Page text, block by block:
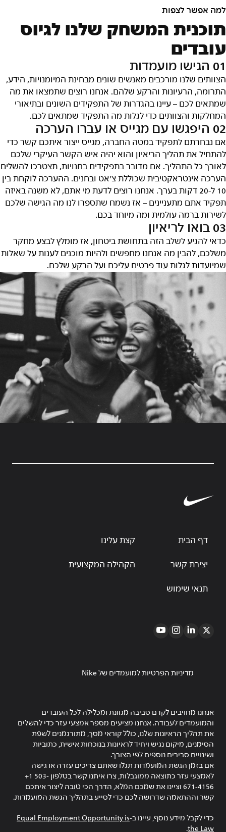
למה אפשר לצפות
תוכנית המשחק שלנו לגיוס
עובדים
01 הגישו מועמדות
הצוותים שלנו מורכבים מאנשים שונים מבחינת המיומנויות, הידע,
התרומה, הרעיונות והרקע שלהם. אנחנו רוצים שתמצאו את מה
שמתאים לכם – עיינו בהגדרות של התפקידים השונים ובתיאורי
המחלקות והצוותים כדי לגלות מה התפקיד שמתאים לכם.
02 היפגשו עם מגייס או עברו הערכה
אם נבחרתם לתפקיד במטה החברה, מגייס ייצור איתכם קשר כדי
להתחיל את תהליך הריאיון והוא יהיה איש הקשר העיקרי שלכם
לאורך כל התהליך. אם מדובר בתפקידים בחנויות, תצטרכו להשלים
הערכה אינטראקטיבית שכוללת צ'אט ובחנים. ההערכה לוקחת בין
10 ל-20 דקות בערך. אנחנו רוצים לדעת מי אתם, לא משנה באיזה
תפקיד אתם מתעניינים – אז נשמח שתספרו לנו מה הגישה שלכם
לשירות ברמה עולמית ומה מיוחד בכם.
03 בואו לריאיון
כדאי להגיע לשלב הזה בתחושת ביטחון, אז מומלץ לבצע מחקר
משלכם, להבין מה אנחנו מחפשים ולהיות מוכנים לענות על שאלות
שמיועדות לגלות עוד פרטים עליכם ועל הרקע שלכם.
דף הבית קצת עלינו
יצירת קשר הקהילה המקצועית
תנאי שימוש
מדיניות הפרטיות למועמדים של Nike
אנחנו מחויבים לקדם סביבה מגוונת ומכלילה לכל העובדים
והמועמדים לעבודה. אנחנו מציעים מספר אמצעי עזר כדי להשלים
את תהליך הראיונות שלנו, כולל קוראי מסך, מתורגמנים לשפת
הסימנים, מיקום נגיש ויחיד לראיונות בנוכחות אישית, כתוביות
ושינויים סבירים נוספים לפי הצורך.
אם בזמן הגשת המועמדות תגלו שאתם צריכים עזרה או גישה
לאמצעי עזר כתוצאה ממוגבלות, צרו איתנו קשר בטלפון ‎+1 503-
671-4156 וציינו את שמכם המלא, הדרך הכי טובה ליצור איתכם
קשר וההתאמה שדרושה לכם כדי לסייע בתהליך הגשת המועמדות.
כדי לקבל מידע נוסף, עיינו ב-Equal Employment Opportunity is
the Law
.